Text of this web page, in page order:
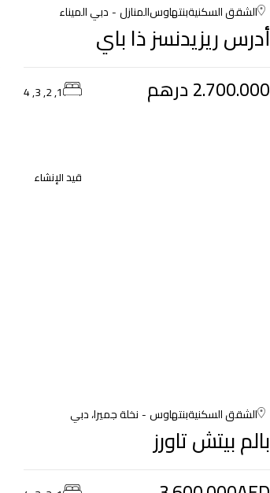
الشقق السكنيةبنتهاوسالمنازل دبي الميناء
أدرس ريزيدنسز ذا باي
2.700.000 درهم 1, 2, 3, 4
قيد الإنشاء
الشقق السكنيةبنتهاوس نخلة جميرا، دبي
بالم بيتش تاورز